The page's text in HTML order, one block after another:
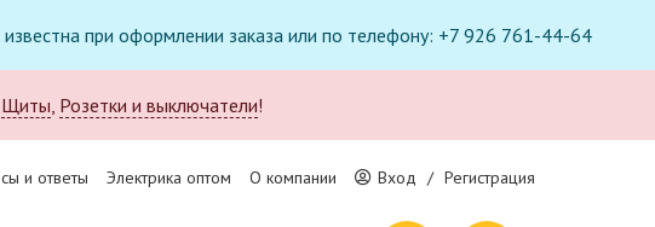
известна при оформлении заказа или по телефону: +7 926 761-44-64
Щиты, Розетки и выключатели!
и ответы Электрика оптом О компании Вход / Регистрация